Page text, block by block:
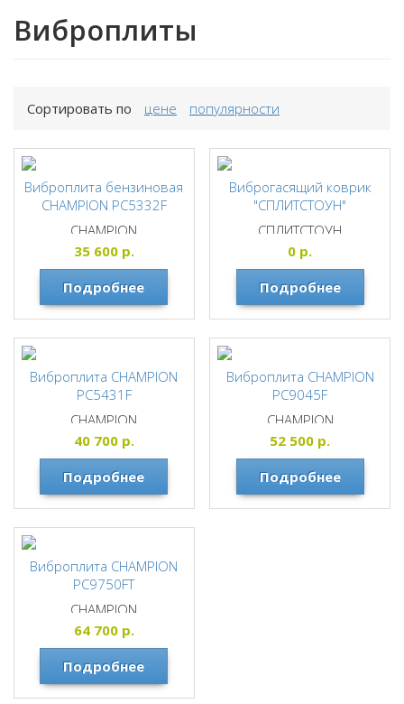
Виброплиты
Сортировать по цене популярности
Виброплита бензиновая
CHAMPION PC5332F
CHAMPION
35 600р.
Подробнее
Виброгасящий коврик
"СПЛИТСТОУН"
СПЛИТСТОУН
0 р.
Подробнее
Виброплита CHAMPION
PC5431F
CHAMPION
40 700р.
Подробнее
Виброплита CHAMPION
PC9045F
CHAMPION
52 500 р.
Подробнее
Виброплита CHAMPION
PC9750FT
CHAMPION
64 700р.
Подробнее